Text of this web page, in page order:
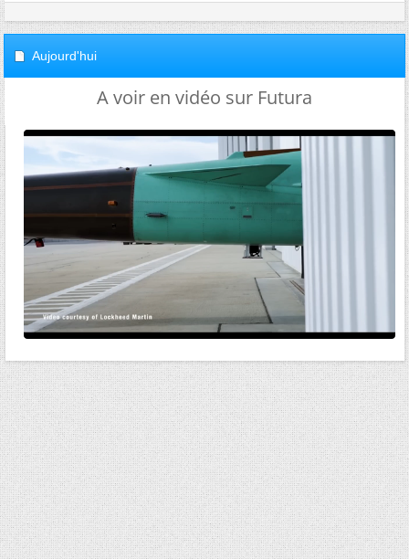
Aujourd'hui
A voir en vidéo sur Futura